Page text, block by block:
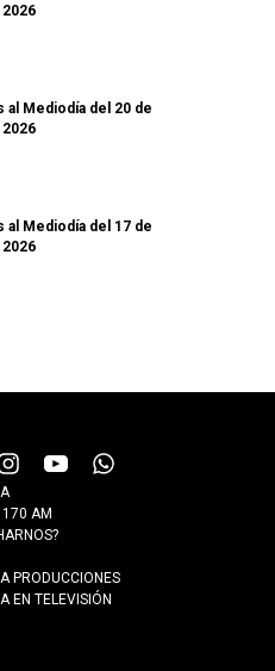
al Mediodía del 20 de
al Mediodía del 17 de
AM
PRODUCCIONES
EN TELEVISIÓN